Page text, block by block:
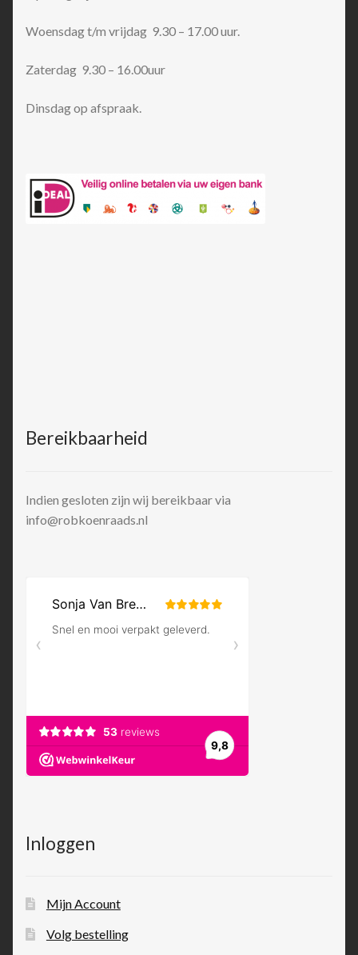
Woensdag t/m vrijdag 9.30 – 17.00 uur.
Zaterdag 9.30 – 16.00uur
Dinsdag op afspraak.
Bereikbaarheid
Indien gesloten zijn wij bereikbaar via
info@robkoenraads.nl
Inloggen
Mijn Account
Volg bestelling